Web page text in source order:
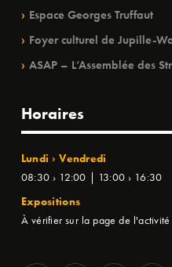
Espace Georges Truffaut
Foyer culturel de Jupille-
ASAP – L’Assemblée des
Horaires
Lundi › Vendredi
08:30 › 12:00 | 13:00 › 16:30
Expositions
À vérifier sur la page de l'activité